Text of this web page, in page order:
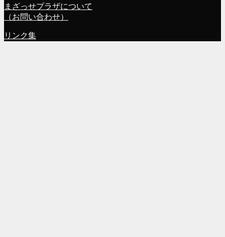
まざっせプラザについて
（お問い合わせ）
リンク集